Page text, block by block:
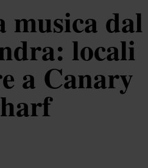
musica dal
locali
a Canary